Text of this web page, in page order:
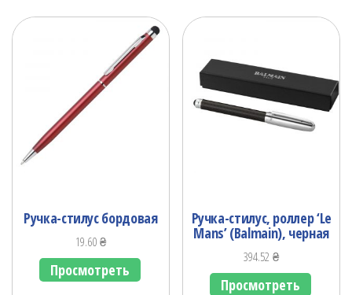
Ручка-стилус бордовая
19.60₴
Просмотреть
Ручка-стилус, роллер ‘Le
Mans’ (Balmain), черная
394.52₴
Просмотреть